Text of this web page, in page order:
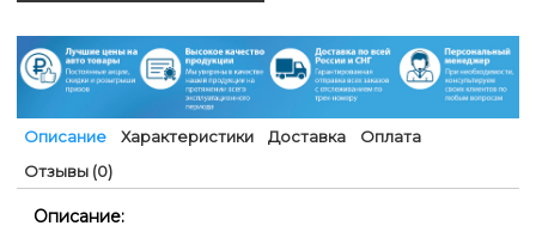
Описание Характеристики Доставка
Оплата
Отзывы (0)
Описание: